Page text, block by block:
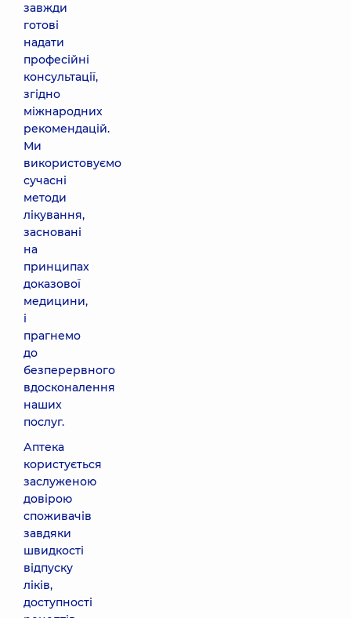
завжди
готові
надати
професійні
консультації,
згідно
міжнародних
рекомендацій.
Ми
використовуємо
сучасні
методи
лікування,
засновані
на
принципах
доказової
медицини,
і
прагнемо
до
безперервного
вдосконалення
наших
послуг.
Аптека
користується
заслуженою
довірою
споживачів
завдяки
швидкості
відпуску
ліків,
доступності